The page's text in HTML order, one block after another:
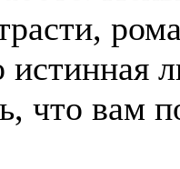
что вам